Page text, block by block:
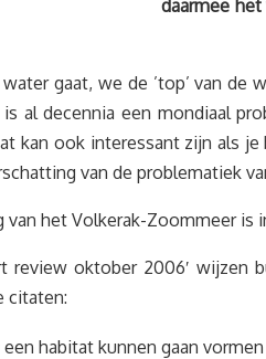
daarmee
gaat, we de ’top’ van
al decennia een mondiaal
kan ook interessant zijn als
van de problematiek
van het Volkerak-Zoommeer
review oktober 2006′
citaten:
habitat kunnen gaan